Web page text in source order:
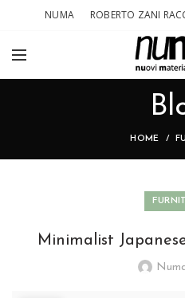
NUMA ROBERTO ZANI
HOME
Minimalist